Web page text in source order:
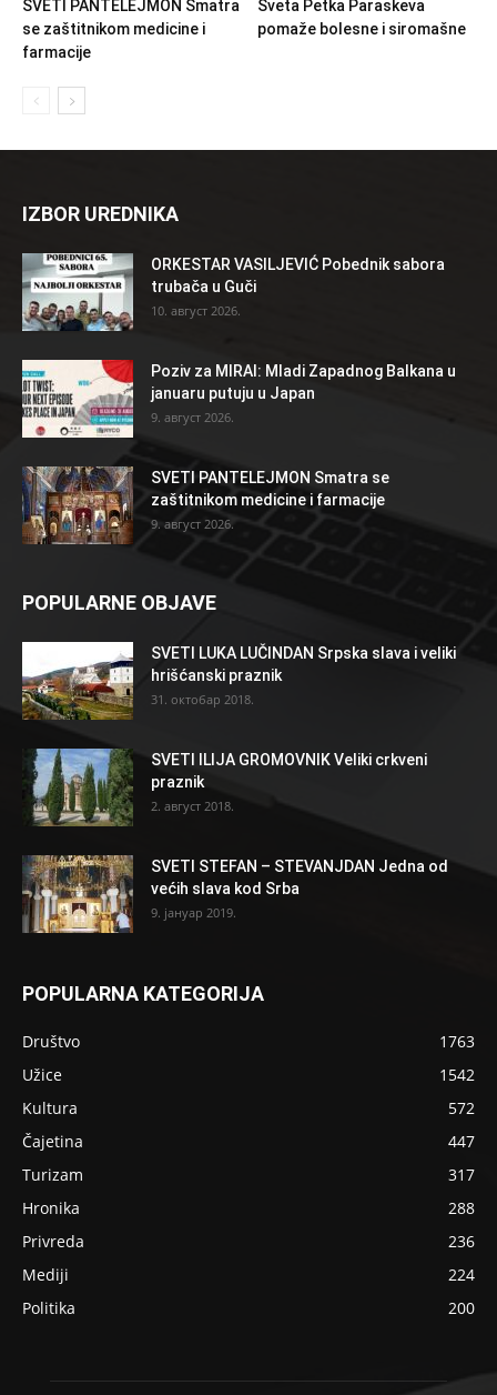
SVETI PANTELEJMON Smatra
se zaštitnikom medicine i
farmacije
Sveta Petka Paraskeva
pomaže bolesne i siromašne
IZBOR UREDNIKA
ORKESTAR VASILJEVIĆ Pobednik sabora
trubača u Guči
10. август 2026.
Poziv za MIRAI: Mladi Zapadnog Balkana u
januaru putuju u Japan
9. август 2026.
SVETI PANTELEJMON Smatra se
zaštitnikom medicine i farmacije
9. август 2026.
POPULARNE OBJAVE
SVETI LUKA LUČINDAN Srpska slava i veliki
hrišćanski praznik
31. октобар 2018.
SVETI ILIJA GROMOVNIK Veliki crkveni
praznik
2. август 2018.
SVETI STEFAN – STEVANJDAN Jedna od
većih slava kod Srba
9. јануар 2019.
POPULARNA KATEGORIJA
Društvo
1763
Užice
1542
Kultura
572
Čajetina
447
Turizam
317
Hronika
288
Privreda
236
Mediji
224
Politika
200